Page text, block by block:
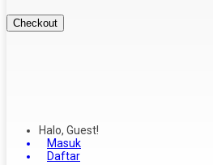
Checkout
Halo, Guest!
Masuk
Daftar